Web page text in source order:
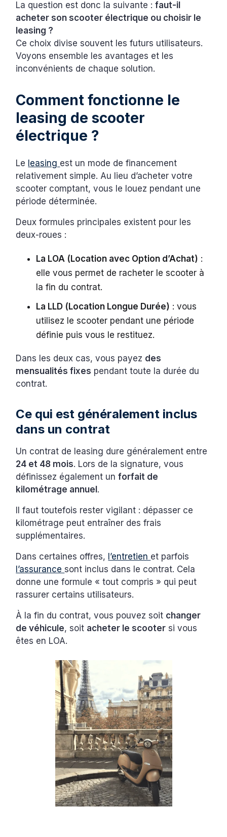
La question est donc la suivante :faut-il
acheter son scooter électrique ou choisir le
leasing ?
Ce choix divise souvent les futurs utilisateurs.
Voyons ensemble les avantages et les
inconvénients de chaque solution.
Comment fonctionne le
leasing de scooter
électrique ?
Le leasing est un mode de financement
relativement simple. Au lieu d’acheter votre
scooter comptant, vous le louez pendant une
période déterminée.
Deux formules principales existent pour les
deux-roues :
La LOA (Location avec Option d’Achat) :
elle vous permet de racheter le scooter à
la fin du contrat.
La LLD (Location Longue Durée) : vous
utilisez le scooter pendant une période
définie puis vous le restituez.
Dans les deux cas, vous payez des
mensualités fixes pendant toute la durée du
contrat.
Ce qui est généralement inclus
dans un contrat
Un contrat de leasing dure généralement entre
24 et 48 mois. Lors de la signature, vous
définissez également unforfait de
kilométrage annuel.
Il faut toutefois rester vigilant : dépasser ce
kilométrage peut entraîner des frais
supplémentaires.
Dans certaines offres, l’entretien et parfois
l’assurancesont inclus dans le contrat. Cela
donne une formule « tout compris » qui peut
rassurer certains utilisateurs.
À la fin du contrat, vous pouvez soit changer
de véhicule, soit acheter le scooter si vous
êtes en LOA.